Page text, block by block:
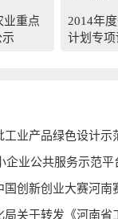
业重点
2014年
计划专
工业产品绿色设计示
企业公共服务示范平